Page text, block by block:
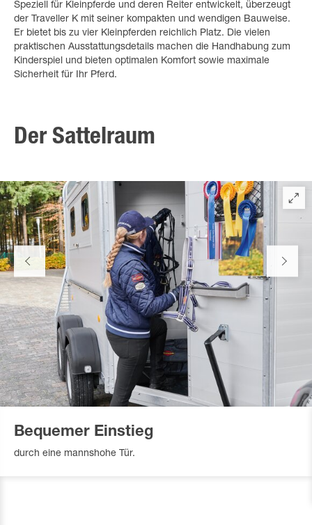
Speziell für Kleinpferde und deren Reiter entwickelt, überzeugt
der Traveller K mit seiner kompakten und wendigen Bauweise.
Er bietet bis zu vier Kleinpferden reichlich Platz. Die vielen
praktischen Ausstattungsdetails machen die Handhabung zum
Kinderspiel und bieten optimalen Komfort sowie maximale
Sicherheit für Ihr Pferd.
Der Sattelraum
Bequemer Einstieg
durch eine mannshohe Tür.